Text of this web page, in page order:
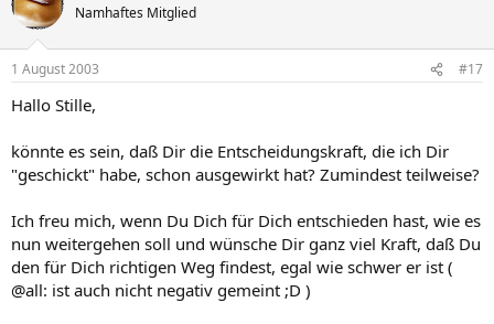
Namhaftes Mitglied
1 August 2003 #17
Hallo Stille,
könnte es sein, daß Dir die Entscheidungskraft, die ich Dir
"geschickt" habe, schon ausgewirkt hat? Zumindest teilweise?
Ich freu mich, wenn Du Dich für Dich entschieden hast, wie es
nun weitergehen soll und wünsche Dir ganz viel Kraft, daß Du
den für Dich richtigen Weg findest, egal wie schwer er ist (
@all: ist auch nicht negativ gemeint ;D )